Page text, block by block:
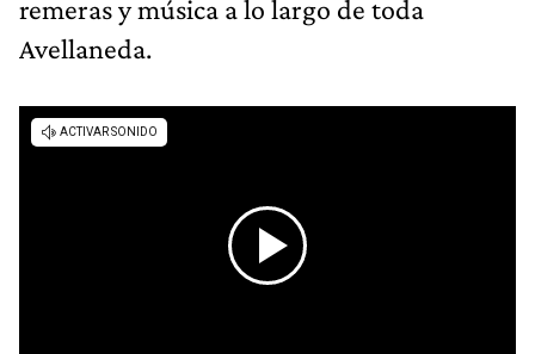
remeras y música a lo largo de toda
Avellaneda.